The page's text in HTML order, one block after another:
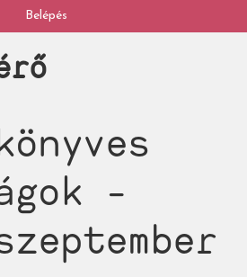
Belépés
-